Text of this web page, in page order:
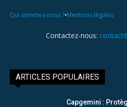
Qui sommes-nous ?•Mentions légales
Contactez-nous:
ARTICLES POPULAIRES
Capgemini :